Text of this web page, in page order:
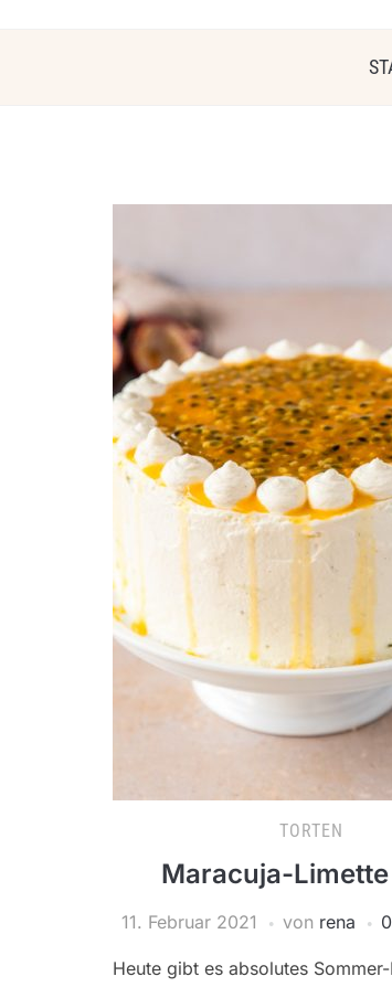
TORTEN
Maracuja-
11. Februar 2021 von rena
Heute gibt es absolutes